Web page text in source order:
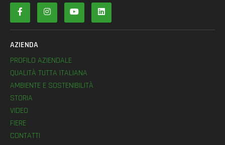
AZIENDA
PROFILO AZIENDALE
QUALITÀ TUTTA ITALIANA
AMBIENTE E SOSTENIBILITÀ
STORIA
VIDEO
FIERE
CONTATTI